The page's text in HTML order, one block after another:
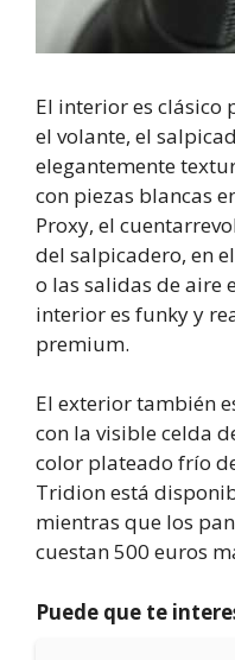
El interior es clásico
el volante, el
elegantemente
con piezas blancas
Proxy, el
del salpicadero, en
o las salidas de aire
interior es funky y
premium.
El exterior también
con la visible celda
color plateado frío
Tridion está
mientras que los
cuestan 500 euros
Puede que te